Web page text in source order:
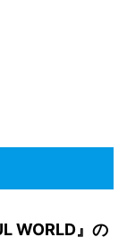
WORLD』の